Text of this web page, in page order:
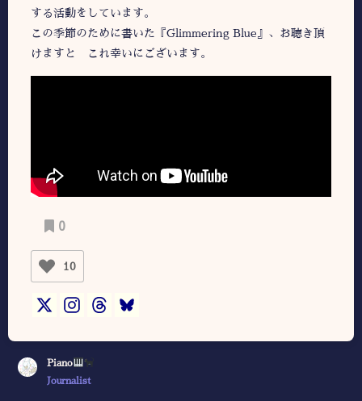
する活動をしています。
この季節のために書いた『Glimmering Blue』、お聴き頂
けますと これ幸いにございます。
0
10
Piano
Journalist